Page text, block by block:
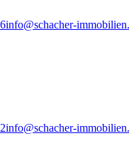
info@schacher-
info@schacher-